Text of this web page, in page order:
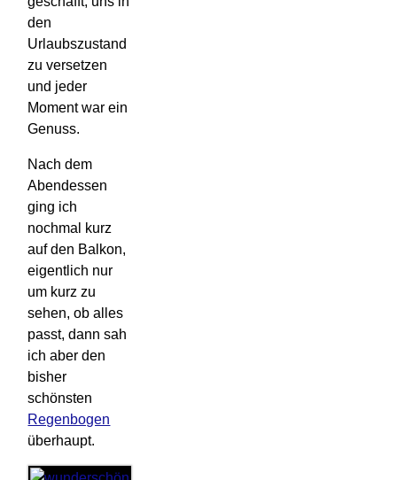
den
Urlaubszustand
zu versetzen
und jeder
Moment war ein
Genuss.
Nach dem
Abendessen
ging ich
nochmal kurz
auf den Balkon,
eigentlich nur
um kurz zu
sehen, ob alles
passt, dann sah
ich aber den
bisher
schönsten
Regenbogen
überhaupt.